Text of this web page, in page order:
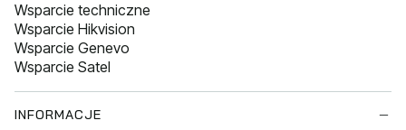
Wsparcie techniczne
Wsparcie Hikvision
Wsparcie Genevo
Wsparcie Satel
INFORMACJE